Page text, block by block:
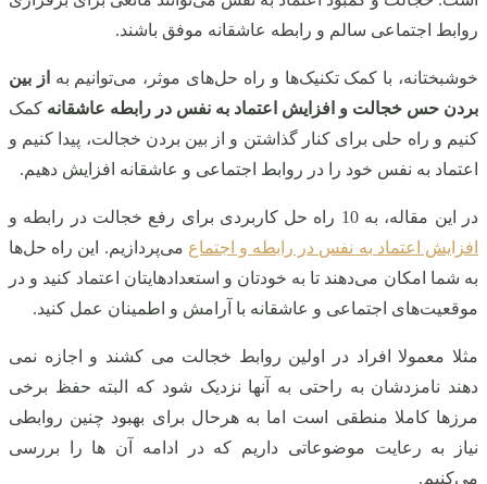
روابط اجتماعی سالم و رابطه عاشقانه موفق باشند.
خوشبختانه، با کمک تکنیک‌ها و راه حل‌های موثر، می‌توانیم به از بین
بردن حس خجالت و افزایش اعتماد به نفس در رابطه عاشقانه کمک
کنیم و راه حلی برای کنار گذاشتن و از بین بردن خجالت، پیدا کنیم و
اعتماد به نفس خود را در روابط اجتماعی و عاشقانه افزایش دهیم.
در این مقاله، به 10 راه حل کاربردی برای رفع خجالت در رابطه و
افزایش اعتماد به نفس در رابطه و اجتماع می‌پردازیم. این راه حل‌ها
به شما امکان می‌دهند تا به خودتان و استعدادهایتان اعتماد کنید و در
موقعیت‌های اجتماعی و عاشقانه با آرامش و اطمینان عمل کنید.
مثلا معمولا افراد در اولین روابط خجالت می کشند و اجازه نمی
دهند نامزدشان به راحتی به آنها نزدیک شود که البته حفظ برخی
مرزها کاملا منطقی است اما به هرحال برای بهبود چنین روابطی
نیاز به رعایت موضوعاتی داریم که در ادامه آن ها را بررسی
می‌کنیم.